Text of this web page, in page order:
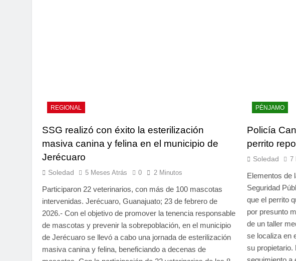
REGIONAL
SSG realizó con éxito la esterilización
masiva canina y felina en el municipio de
Jerécuaro
Soledad 5 Meses Atrás 0 2 Minutos
Participaron 22 veterinarios, con más de 100 mascotas
intervenidas. Jerécuaro, Guanajuato; 23 de febrero de
2026.- Con el objetivo de promover la tenencia responsable
de mascotas y prevenir la sobrepoblación, en el municipio
de Jerécuaro se llevó a cabo una jornada de esterilización
masiva canina y felina, beneficiando a decenas de
PÉNJAMO
Policía
perrito
Soledad 7
Elementos de
Seguridad
que el perrito
por presunto
de un taller
se localiza en
su propietario.